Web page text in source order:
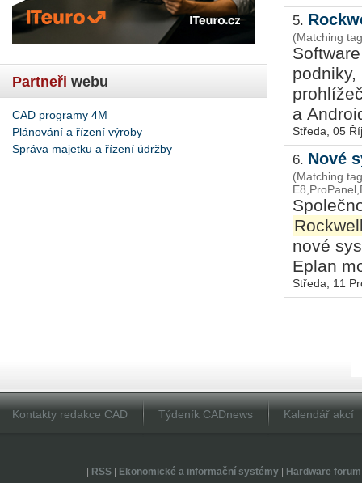
Partneři webu
CAD programy 4M
Plánování a řízení výroby
Správa majetku a řízení údržby
5.
(Matching
a
Středa, 05
6. Nové
(Matching
nové
Eplan
Středa, 11
Kontakty redakce CAD Týdeník CADnews Kalendář akcí
RSS| Ekonomické a informační systémy| Hardware forum